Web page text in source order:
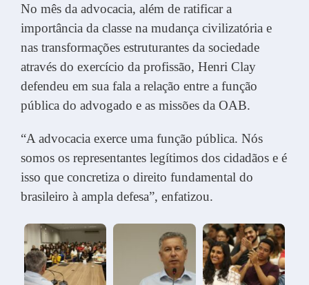
No mês da advocacia, além de ratificar a
importância da classe na mudança civilizatória e
nas transformações estruturantes da sociedade
através do exercício da profissão, Henri Clay
defendeu em sua fala a relação entre a função
pública do advogado e as missões da OAB.
“A advocacia exerce uma função pública. Nós
somos os representantes legítimos dos cidadãos e é
isso que concretiza o direito fundamental do
brasileiro à ampla defesa”, enfatizou.